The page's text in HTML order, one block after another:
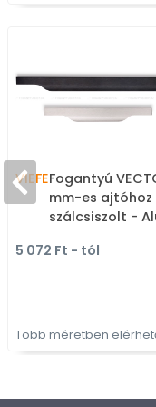
VIEFEFogantyú
mm-es ajtóhoz
szálcsiszolt -
ültethető színes
5 072 Ft - tól
Több méretben